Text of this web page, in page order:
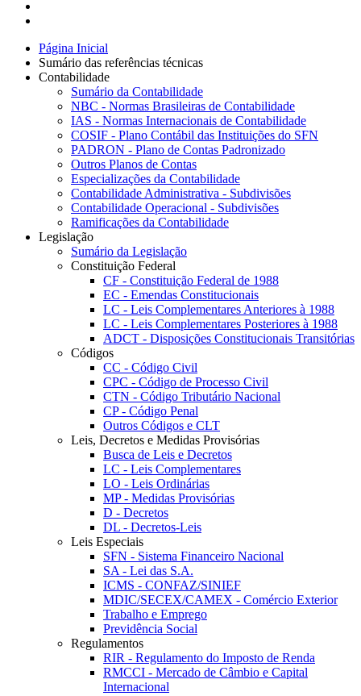
Página Inicial
Sumário das referências técnicas
Contabilidade
Sumário da Contabilidade
NBC - Normas Brasileiras de Contabilidade
IAS - Normas Internacionais de Contabilidade
COSIF - Plano Contábil das Instituições do SFN
PADRON - Plano de Contas Padronizado
Outros Planos de Contas
Especializações da Contabilidade
Contabilidade Administrativa - Subdivisões
Contabilidade Operacional - Subdivisões
Ramificações da Contabilidade
Legislação
Sumário da Legislação
Constituição Federal
CF - Constituição Federal de 1988
EC - Emendas Constitucionais
LC - Leis Complementares Anteriores à 1988
LC - Leis Complementares Posteriores à 1988
ADCT - Disposições Constitucionais Transitórias
Códigos
CC - Código Civil
CPC - Código de Processo Civil
CTN - Código Tributário Nacional
CP - Código Penal
Outros Códigos e CLT
Leis, Decretos e Medidas Provisórias
Busca de Leis e Decretos
LC - Leis Complementares
LO - Leis Ordinárias
MP - Medidas Provisórias
D - Decretos
DL - Decretos-Leis
Leis Especiais
SFN - Sistema Financeiro Nacional
SA - Lei das S.A.
ICMS - CONFAZ/SINIEF
MDIC/SECEX/CAMEX - Comércio Exterior
Trabalho e Emprego
Previdência Social
Regulamentos
RIR - Regulamento do Imposto de Renda
RMCCI - Mercado de Câmbio e Capital
Internacional